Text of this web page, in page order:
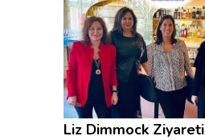
Liz Dimmock Ziyareti